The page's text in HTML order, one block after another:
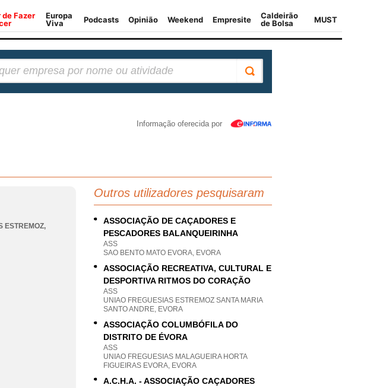
Informação oferecida por
ESTREMOZ,
Outros utilizadores pesquisaram
ASSOCIAÇÃO DE CAÇADORES E
PESCADORES BALANQUEIRINHA
ASS
SAO BENTO MATO EVORA, EVORA
ASSOCIAÇÃO RECREATIVA, CULTURAL E
DESPORTIVA RITMOS DO CORAÇÃO
ASS
UNIAO FREGUESIAS ESTREMOZ SANTA MARIA
SANTO ANDRE, EVORA
ASSOCIAÇÃO COLUMBÓFILA DO
DISTRITO DE ÉVORA
ASS
UNIAO FREGUESIAS MALAGUEIRA HORTA
FIGUEIRAS EVORA, EVORA
A.C.H.A. - ASSOCIAÇÃO CAÇADORES